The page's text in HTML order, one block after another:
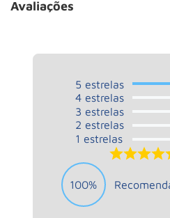
Avaliações
5 estrelas
4 estrelas
3 estrelas
2 estrelas
1 estrelas
100%